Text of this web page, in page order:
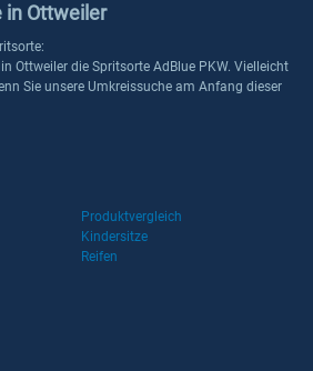
in Ottweiler
Ottweiler die Spritsorte AdBlue PKW. Vielleicht
Sie unsere Umkreissuche am Anfang dieser
Produktvergleich
Kindersitze
Reifen